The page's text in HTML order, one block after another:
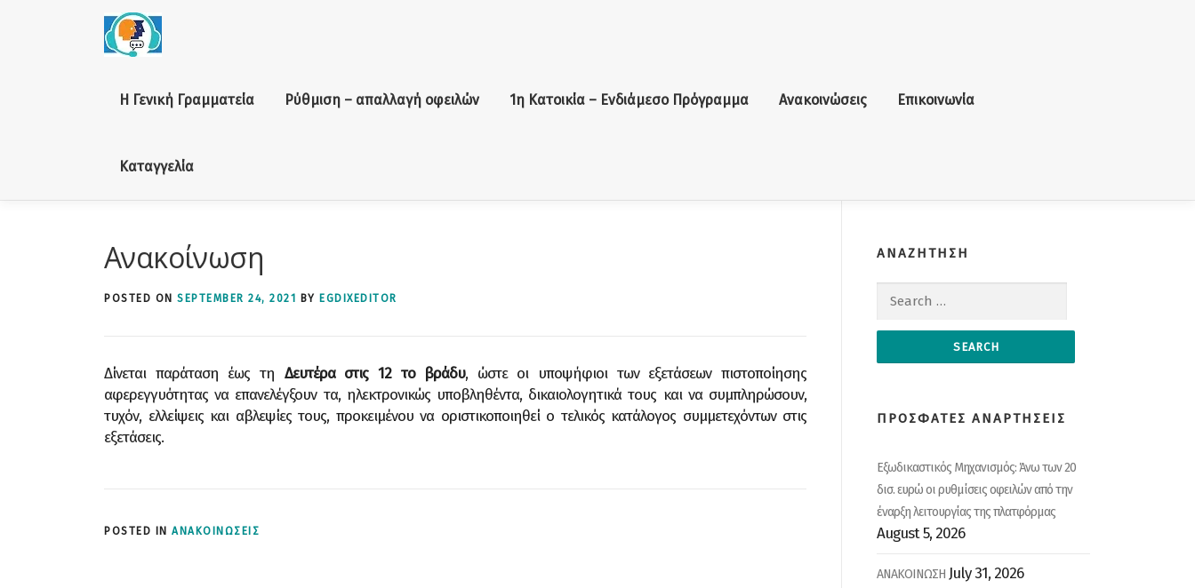
Η Γενική Γραμματεία Ρύθμιση – απαλλαγή οφειλών 1η Κατοικία – Ενδιάμεσο Πρόγραμμα Ανακοινώσεις Επικοινωνία
Καταγγελία
Ανακοίνωση
POSTED ON SEPTEMBER 24, 2021 BY EGDIXEDITOR
Δίνεται παράταση έως τη Δευτέρα στις 12 το βράδυ, ώστε οι υποψήφιοι των εξετάσεων πιστοποίησης
αφερεγγυότητας να επανελέγξουν τα, ηλεκτρονικώς υποβληθέντα, δικαιολογητικά τους και να συμπληρώσουν,
τυχόν, ελλείψεις και αβλεψίες τους, προκειμένου να οριστικοποιηθεί ο τελικός κατάλογος συμμετεχόντων στις
εξετάσεις.
POSTED IN ΑΝΑΚΟΙΝΩΣΕΙΣ
ΑΝΑΖΗΤΗΣΗ
Search for:
ΠΡΟΣΦΑΤΕΣ ΑΝΑΡΤΗΣΕΙΣ
Εξωδικαστικός Μηχανισμός: Άνω των 20
δισ. ευρώ οι ρυθμίσεις οφειλών από την
έναρξη λειτουργίας της πλατφόρμας
August 5, 2026
ΑΝΑΚΟΙΝΩΣΗ July 31, 2026